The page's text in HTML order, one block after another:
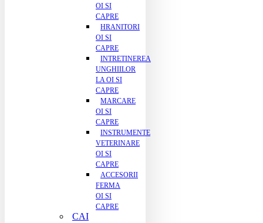
OI SI
CAPRE
HRANITORI
OI SI
CAPRE
INTRETINEREA
UNGHIILOR
LA OI SI
CAPRE
MARCARE
OI SI
CAPRE
INSTRUMENTE
VETERINARE
OI SI
CAPRE
ACCESORII
FERMA
OI SI
CAPRE
CAI